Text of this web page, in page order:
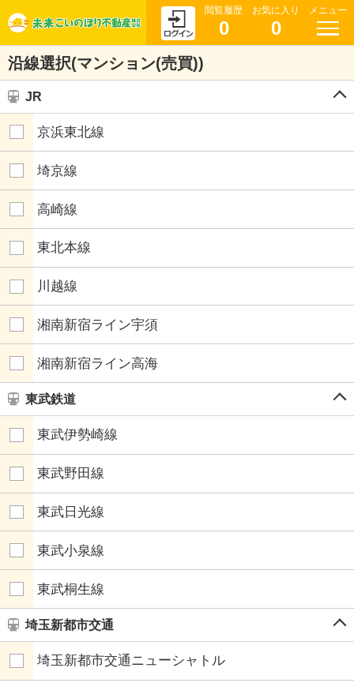
閲覧履歴
0
お気に入り
0
メニュー
沿線選択(マンション(売買))
JR
京浜東北線
埼京線
高崎線
東北本線
川越線
湘南新宿ライン宇須
湘南新宿ライン高海
東武鉄道
東武伊勢崎線
東武野田線
東武日光線
東武小泉線
東武桐生線
埼玉新都市交通
埼玉新都市交通ニューシャトル